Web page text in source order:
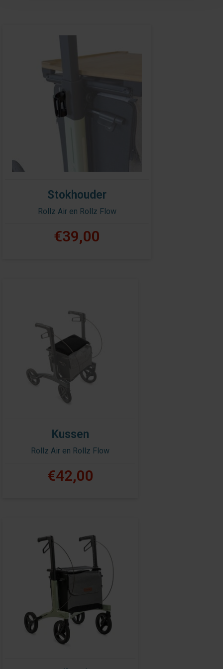
Stokhouder
Rollz Air en Rollz Flow
€39,00
Kussen
Rollz Air en Rollz Flow
€42,00